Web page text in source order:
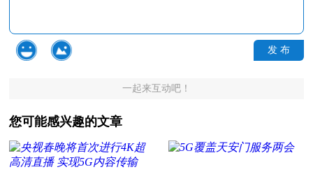
发 布
一起来互动吧！
您可能感兴趣的文章